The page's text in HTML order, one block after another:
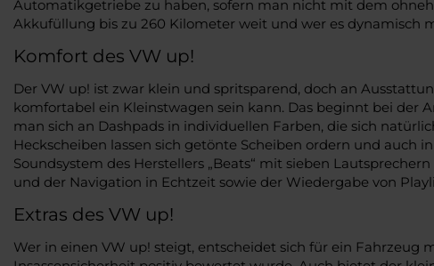
Automatikgetriebe zu haben, sofern man nicht mit dem
Akkufüllung bis zu 260 Kilometer weit und wer es dynamisch
Komfort des VW up!
Der VW up! ist zwar klein und spritsparend, doch an
komfortabel ein Kleinstwagen sein kann. Das beginnt bei
man sich an Dashpads in individuellen Farben, die sich
Heckscheiben lassen sich getönte Scheiben ordern und auch
Soundsystem des Herstellers „Beats“ mit sieben
und der Navigation in Echtzeit sowie der Wiedergabe von
Extras des VW up!
Wer in einen VW up! steigt, entscheidet sich für ein Fahrzeug